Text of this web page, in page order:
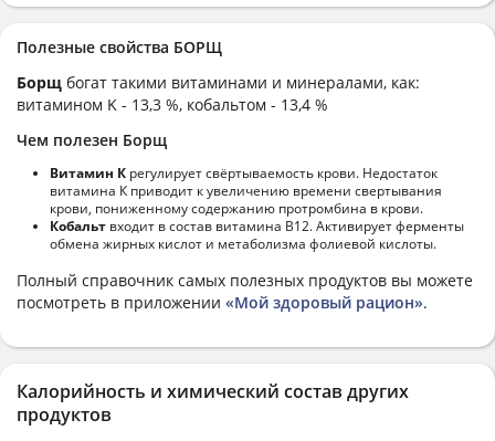
Полезные свойства БОРЩ
Борщ богат такими витаминами и минералами, как:
витамином K - 13,3 %, кобальтом - 13,4 %
Чем полезен Борщ
Витамин К регулирует свёртываемость крови. Недостаток
витамина К приводит к увеличению времени свертывания
крови, пониженному содержанию протромбина в крови.
Кобальт входит в состав витамина В12. Активирует ферменты
обмена жирных кислот и метаболизма фолиевой кислоты.
Полный справочник самых полезных продуктов вы можете
посмотреть в приложении «Мой здоровый рацион».
Калорийность и химический состав других
продуктов